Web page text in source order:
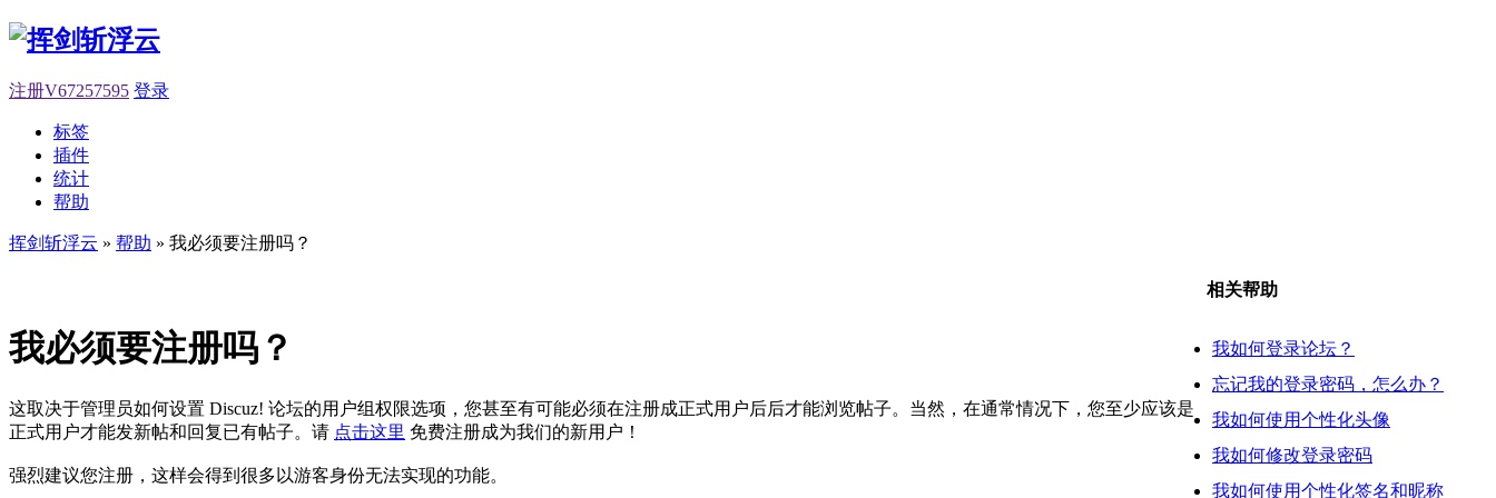
注册V67257595 登录
标签
插件
统计
帮助
挥剑斩浮云 » 帮助 » 我必须要注册吗？
我必须要注册吗？
这取决于管理员如何设置 Discuz! 论坛的用户组权限选项，您甚至有可能必须在注册成正式用户后后才能浏览帖子。当然，在通常情况下，您至少应该是
正式用户才能发新帖和回复已有帖子。请 点击这里 免费注册成为我们的新用户！
强烈建议您注册，这样会得到很多以游客身份无法实现的功能。
相关帮助
我如何登录论坛？
忘记我的登录密码，怎么办？
我如何使用个性化头像
我如何修改登录密码
我如何使用个性化签名和昵称